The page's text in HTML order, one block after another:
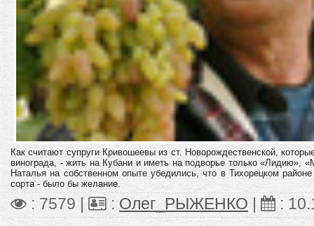
Как считают супруги Кривошеевы из ст. Новорождественской,
винограда, - жить на Кубани и иметь на подворье только «Лидию»,
Наталья на собственном опыте убедились, что в Тихорецком
сорта - было бы желание.
: 7579 | : Олег_РЫЖЕНКО :